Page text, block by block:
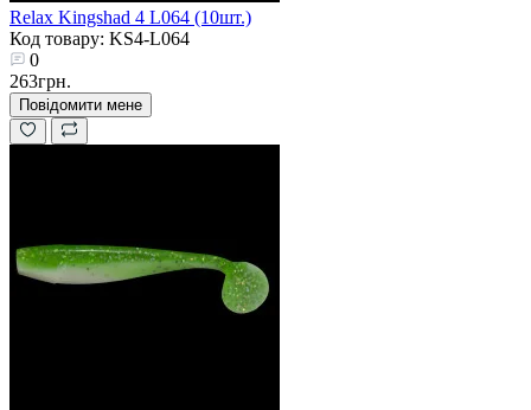
Relax Kingshad 4 L064 (10шт.)
Код товару: KS4-L064
0
263грн.
Повідомити мене